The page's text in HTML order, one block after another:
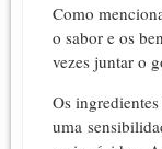
Como
o sabor e os
vezes juntar o
Os
uma